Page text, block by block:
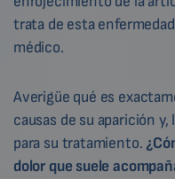
trata de esta
médico.
Averigüe qué es
causas de su aparición
para su tratamiento.
dolor que suele